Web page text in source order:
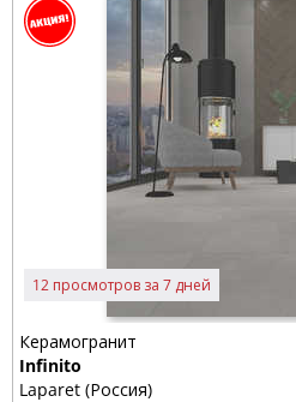
12 просмотров за 7 дней
Керамогранит
Infinito
Laparet (Россия)